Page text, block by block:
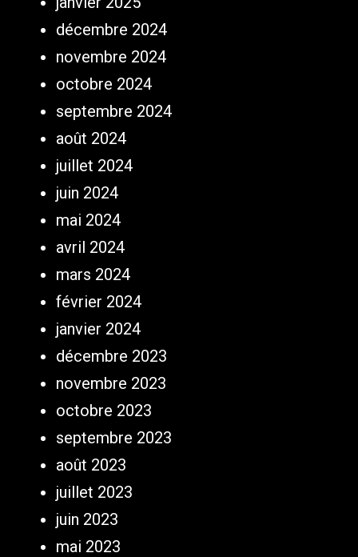
décembre 2024
novembre 2024
octobre 2024
septembre 2024
août 2024
juillet 2024
juin 2024
mai 2024
avril 2024
mars 2024
février 2024
janvier 2024
décembre 2023
novembre 2023
octobre 2023
septembre 2023
août 2023
juillet 2023
juin 2023
mai 2023